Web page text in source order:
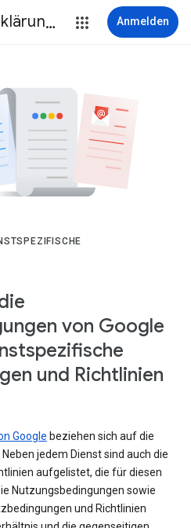
Datenschutzerklärung & Nutzungsbedingungen Anmelden
von Google
und Richtlinien
Google beziehen sich auf die
jedem Dienst sind auch die
aufgelistet, die für diesen
Nutzungsbedingungen sowie
und Richtlinien